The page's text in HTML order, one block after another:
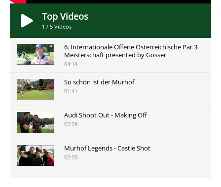
Top Videos
1 / 5 Videos
6. Internationale Offene Österreichische Par 3
Meisterschaft presented by Gösser
04:14
So schön ist der Murhof
01:41
Audi Shoot Out - Making Off
02:28
Murhof Legends - Castle Shot
02:20